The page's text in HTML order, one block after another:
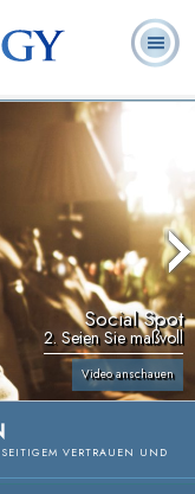
Häufig gestellte
Fragen
Social Spot
2. Seien Sie maßvoll
Video anschauen
VERTRAUEN UND